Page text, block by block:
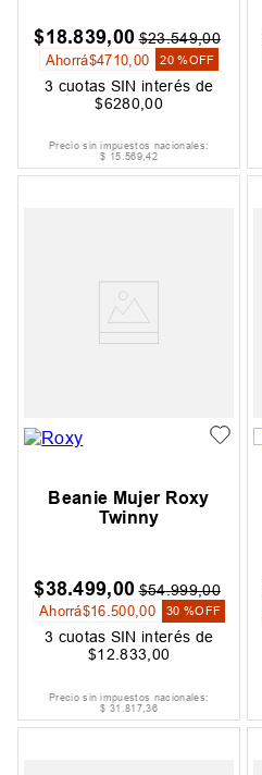
$18.839,00 $23.549,00
Ahorrá$4710 00 20 %OFF
3 cuotas SIN interés de
$6280 ,00
Precio sin impuestos nacionales:
$ 15.569,42
Beanie Mujer Roxy
Twinny
$38.499,00 $54.999,00
Ahorrá$16.500,00 30 %OFF
3 cuotas SIN interés de
$12.833,00
Precio sin impuestos nacionales:
$ 31 .817,36